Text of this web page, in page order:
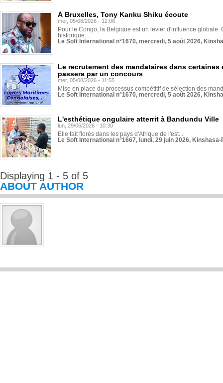
À Bruxelles, Tony Kanku Shiku écoute
mer, 05/08/2026 - 12:06
Pour le Congo, la Belgique est un levier d'influence globale.
historique...
Le Soft International n°1670, mercredi, 5 août 2026,
Le recrutement des mandataires dans
passera par un concours
mer, 05/08/2026 - 11:55
Mise en place du processus compétitif de sélection des
Le Soft International n°1670, mercredi, 5 août 2026,
L'esthétique ongulaire atterrit à Bandundu Ville
lun, 29/06/2026 - 10:30
Elle fait florès dans les pays d'Afrique de l'est...
Le Soft International n°1667, lundi, 29 juin 2026,
Displaying 1 - 5 of 5
ABOUT AUTHOR